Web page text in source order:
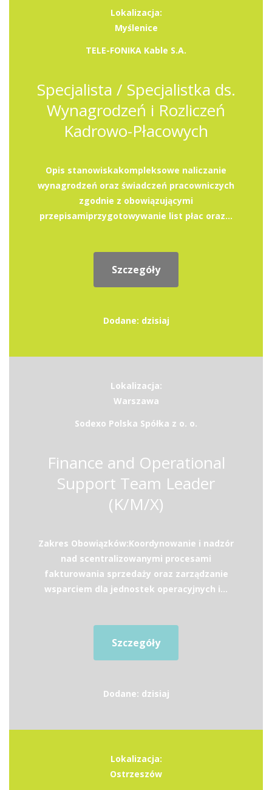
Lokalizacja:
Myślenice
TELE-FONIKA Kable S.A.
Specjalista / Specjalistka ds.
Wynagrodzeń i Rozliczeń
Kadrowo-Płacowych
Opis stanowiskakompleksowe naliczanie
wynagrodzeń oraz świadczeń pracowniczych
zgodnie z obowiązującymi
przepisamiprzygotowywanie list płac oraz...
Szczegóły
Dodane: dzisiaj
Lokalizacja:
Warszawa
Sodexo Polska Spółka z o. o.
Finance and Operational
Support Team Leader
(K/M/X)
Zakres Obowiązków:Koordynowanie i nadzór
nad scentralizowanymi procesami
fakturowania sprzedaży oraz zarządzanie
wsparciem dla jednostek operacyjnych i...
Szczegóły
Dodane: dzisiaj
Lokalizacja:
Ostrzeszów